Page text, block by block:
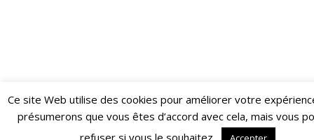
Restez informé·e des dernières actualités du Poing !
ABONNEZ-VOUS À LA NEWSLETTER
Ce site Web utilise des cookies pour améliorer votre
présumerons que vous êtes d’accord avec cela, mais vous
refuser si vous le souhaitez.